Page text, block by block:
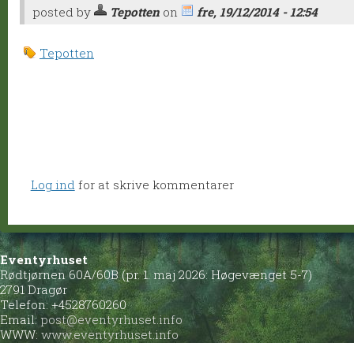
posted by Tepotten on fre, 19/12/2014 - 12:54
Tepotten
Log ind for at skrive kommentarer
Eventyrhuset
Rødtjørnen 60A/60B (pr. 1. maj 2026: Høgevænget 5-7)
2791 Dragør
Telefon: +4528760260
Email:post@eventyrhuset.info
WWW: www.eventyrhuset.info